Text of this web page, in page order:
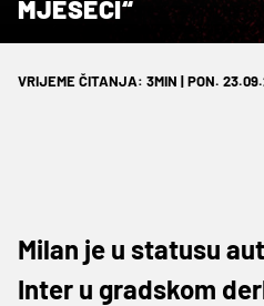
MJESECI“
VRIJEME ČITANJA: 3MIN | PON.
Milan je u statusu
Inter u gradskom